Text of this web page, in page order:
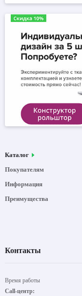
Каталог
Покупателям
Информация
Преимущества
Контакты
Время работы
Call-центр: